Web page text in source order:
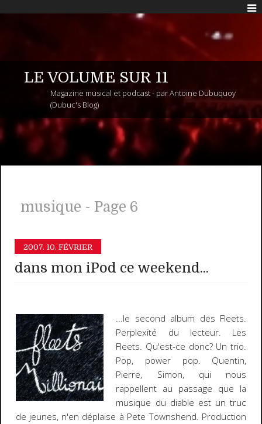
LE VOLUME SUR 11
Magazine musical et podcast - par Antoine Dubuquoy
(Dubuc's Blog)
musique - Page 6
2007. 10. FÉVRIER
dans mon iPod ce weekend...
...le second album des Fleets.
Perplexité du lecteur. Les
Fleets. Qu'est-ce donc? Un trio.
Pop, power pop. Quentin,
Pierre, Simon, qui nous
rappellent au passage que la
musique du diable est un truc
de jeunes, n'en déplaise à Pete Townshend. Production